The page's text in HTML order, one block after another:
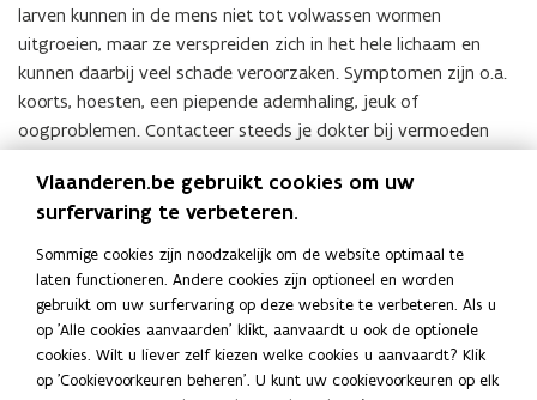
larven kunnen in de mens niet tot volwassen wormen
uitgroeien, maar ze verspreiden zich in het hele lichaam en
kunnen daarbij veel schade veroorzaken. Symptomen zijn o.a.
koorts, hoesten, een piepende ademhaling, jeuk of
oogproblemen. Contacteer steeds je dokter bij vermoeden
Om toxocariasis te voorkomen, moet je spoelworminfecties bij
ontwormingsschema aan, te beginnen vanaf de leeftijd van 3
weken oud. Vervolgens ontworm je het dier nogmaals op 5 en
op 7 weken en nadien om de maand tot het een half jaar oud
is. Volwassen honden en katten moet je minstens vier maal per
jaar ontwormen. Als alternatief kan je ook de ontlasting van je
Vlaanderen.be gebruikt cookies om uw
surfervaring te verbeteren.
Sommige cookies zijn noodzakelijk om de website optimaal te
laten functioneren. Andere cookies zijn optioneel en worden
gebruikt om uw surfervaring op deze website te verbeteren. Als u
op 'Alle cookies aanvaarden' klikt, aanvaardt u ook de optionele
cookies. Wilt u liever zelf kiezen welke cookies u aanvaardt? Klik
op 'Cookievoorkeuren beheren'. U kunt uw cookievoorkeuren op elk